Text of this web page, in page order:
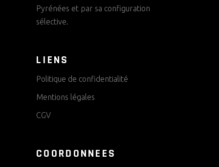
Pyrénées et par sa configuration
sélective.
LIENS
Politique de confidentialité
Mentions légales
CGV
COORDONNEES